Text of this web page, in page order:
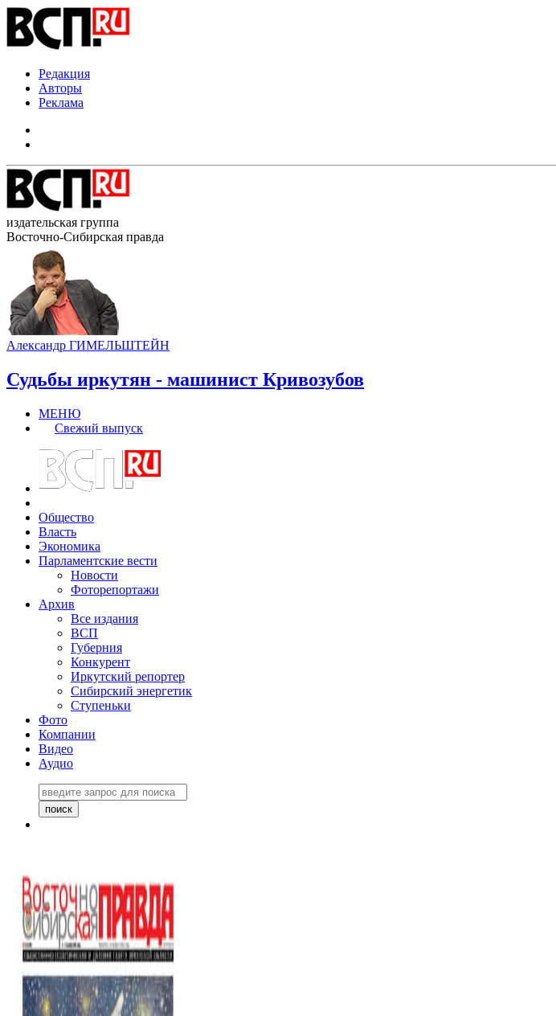
Редакция
Авторы
Реклама
издательская группа
Восточно-Сибирская правда
Александр ГИМЕЛЬШТЕЙН
Судьбы иркутян - машинист Кривозубов
МЕНЮ
Свежий выпуск
Общество
Власть
Экономика
Парламентские вести
Новости
Фоторепортажи
Архив
Все издания
ВСП
Губерния
Конкурент
Иркутский репортер
Сибирский энергетик
Ступеньки
Фото
Компании
Видео
Аудио